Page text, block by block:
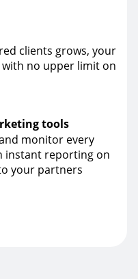
clients grows, your
no upper limit on
tools
monitor every
instant reporting on
your partners